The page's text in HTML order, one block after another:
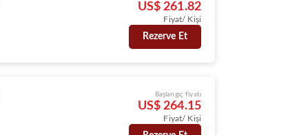
US$ 261.82
Fiyat/ Kişi
Rezerve Et
Başlangıç fiyatı
US$ 264.15
Fiyat/ Kişi